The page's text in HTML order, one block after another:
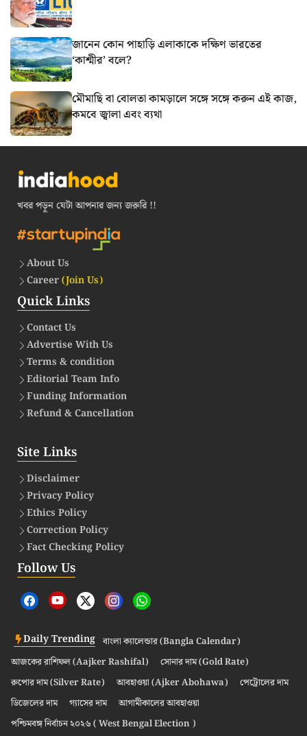
জানেন কোন পাহাড়ি এলাকাকে দক্ষিণ ভারতের
‘কাশ্মীর’ বলে?
মৌমাছি বা বোলতা কামড়ালে সঙ্গে সঙ্গে করুন এই কাজ,
কমবে জ্বালা এবং ব্যথা
খবর পড়ুন যেটা আপনার জন্য জরুরি !!
About Us
Career(Join Us)
Quick Links
Contact Us
Advertise With Us
Terms & condition
Editorial Team Info
Funding Information
Refund & Cancellation
Site Links
Disclaimer
Privacy Policy
Ethics Policy
Correction Policy
Fact Checking Policy
Follow Us
Daily Trending বাংলা ক্যালেন্ডার (Bangla Calendar)
আজকের রাশিফল (Aajker Rashifal)
সোনার দাম (Gold Rate)
রুপোর দাম (Silver Rate)
আবহাওয়া (Ajker Abohawa)
পেট্রোলের দাম
ডিজেলের দাম
গ্যাসের দাম
আগামীকালের আবহাওয়া
পশ্চিমবঙ্গ নির্বাচন ২০২৬ ( West Bengal Election )